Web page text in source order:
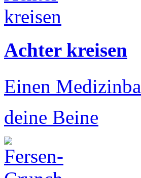
Achter kreisen
Einen
deine Beine